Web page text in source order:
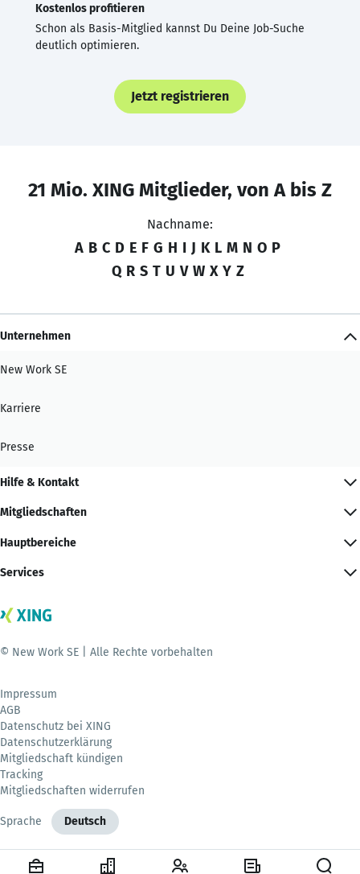
Kostenlos profitieren
Schon als Basis-Mitglied kannst Du Deine Job-Suche
deutlich optimieren.
Jetzt registrieren
21 Mio. XING Mitglieder, von A bis Z
Nachname:
A B C D E F G H I J K L M N O P
Q R S T U V W X Y Z
Unternehmen
New Work SE
Karriere
Presse
Hilfe & Kontakt
Mitgliedschaften
Hauptbereiche
Services
© New Work SE | Alle Rechte vorbehalten
Impressum
AGB
Datenschutz bei XING
Datenschutzerklärung
Mitgliedschaft kündigen
Tracking
Mitgliedschaften widerrufen
Sprache Deutsch